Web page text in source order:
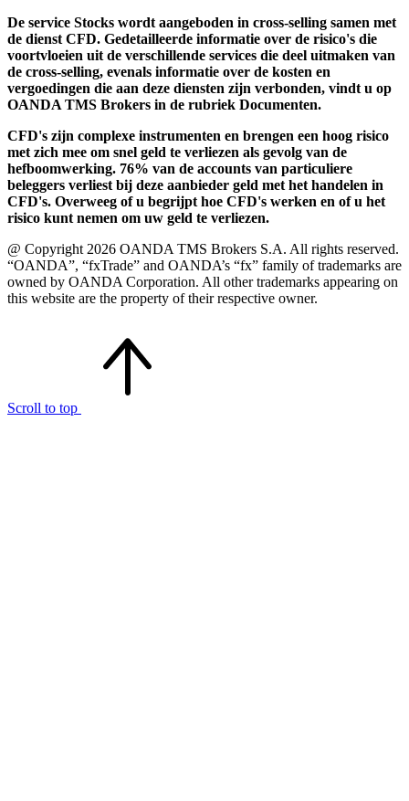
De service Stocks wordt aangeboden in cross-selling samen met
de dienst CFD. Gedetailleerde informatie over de risico's die
voortvloeien uit de verschillende services die deel uitmaken van
de cross-selling, evenals informatie over de kosten en
vergoedingen die aan deze diensten zijn verbonden, vindt u op
OANDA TMS Brokers in de rubriek Documenten.
CFD's zijn complexe instrumenten en brengen een hoog risico
met zich mee om snel geld te verliezen als gevolg van de
hefboomwerking. 76% van de accounts van particuliere
beleggers verliest bij deze aanbieder geld met het handelen in
CFD's. Overweeg of u begrijpt hoe CFD's werken en of u het
risico kunt nemen om uw geld te verliezen.
@ Copyright 2026 OANDA TMS Brokers S.A. All rights reserved.
“OANDA”, “fxTrade” and OANDA’s “fx” family of trademarks are
owned by OANDA Corporation. All other trademarks appearing on
this website are the property of their respective owner.
Scroll to top